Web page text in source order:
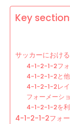
Key
サッカーにおけ
4-1-2-1-2フォ
4-1-2-1-2と他
4-1-2-1-2レイ
フォーメーシ
4-1-2-1-2を利
4-1-2-1-2フォー